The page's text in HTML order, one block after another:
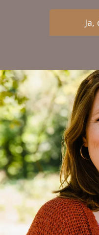
wanneer je in
bevat ‘algemene’
ademwerksessies
loondienst bent of je
laat je Human Design
Projector Magic iets